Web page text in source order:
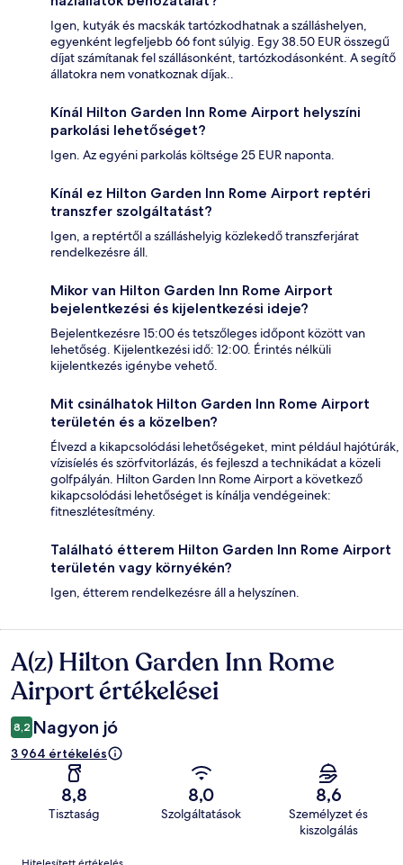
Igen, kutyák és macskák tartózkodhatnak a szálláshelyen,
egyenként legfeljebb 66 font súlyig. Egy 38.50 EUR összegű
díjat számítanak fel szállásonként, tartózkodásonként. A segítő
állatokra nem vonatkoznak díjak..
Kínál Hilton Garden Inn Rome Airport helyszíni
parkolási lehetőséget?
Igen. Az egyéni parkolás költsége 25 EUR naponta.
Kínál ez Hilton Garden Inn Rome Airport reptéri
transzfer szolgáltatást?
Igen, a reptértől a szálláshelyig közlekedő transzferjárat
rendelkezésre áll.
Mikor van Hilton Garden Inn Rome Airport
bejelentkezési és kijelentkezési ideje?
Bejelentkezésre 15:00 és tetszőleges időpont között van
lehetőség. Kijelentkezési idő: 12:00. Érintés nélküli
kijelentkezés igénybe vehető.
Mit csinálhatok Hilton Garden Inn Rome Airport
területén és a közelben?
Élvezd a kikapcsolódási lehetőségeket, mint például hajótúrák,
vízisíelés és szörfvitorlázás, és fejleszd a technikádat a közeli
golfpályán. Hilton Garden Inn Rome Airport a következő
kikapcsolódási lehetőséget is kínálja vendégeinek:
fitneszlétesítmény.
Található étterem Hilton Garden Inn Rome Airport
területén vagy környékén?
Igen, étterem rendelkezésre áll a helyszínen.
Értékelések
A(z) Hilton Garden Inn Rome
Airport értékelései
8,2 Nagyon jó
3 964 értékelés
8,8
Tisztaság
8,0
Szolgáltatások
8,6
Személyzet és
kiszolgálás
Értékelések